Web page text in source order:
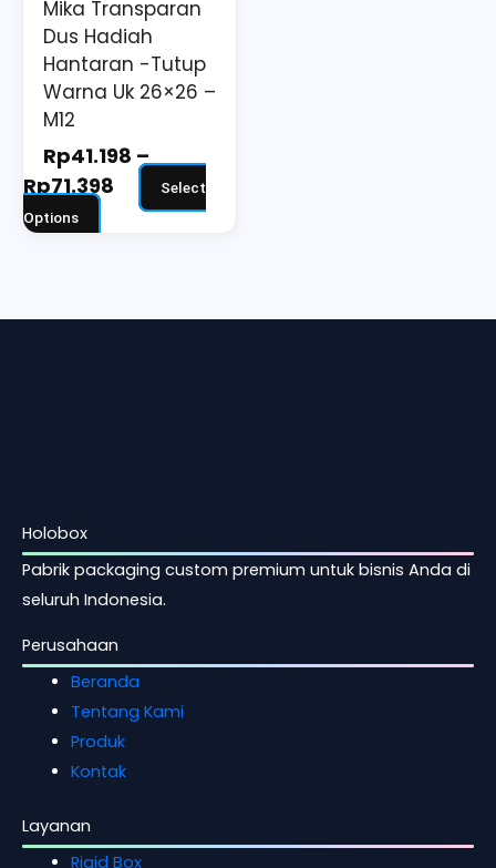
Mika Transparan
Dus Hadiah
Hantaran -Tutup
Warna Uk 26×26 –
M12
Rp41.198 –
Rp71.398
Select
Options
product
page
Holobox
Pabrik packaging custom premium untuk bisnis Anda di
seluruh Indonesia.
Perusahaan
Beranda
Tentang Kami
Produk
Kontak
Layanan
Rigid Box